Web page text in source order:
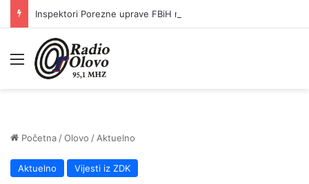
Meni
Početna /Olovo / Aktuelno
Aktuelno Vijesti iz ZDK